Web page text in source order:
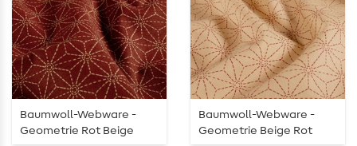
Baumwoll-Webware -
Geometrie Rot Beige
Baumwoll-Webware -
Geometrie Beige Rot